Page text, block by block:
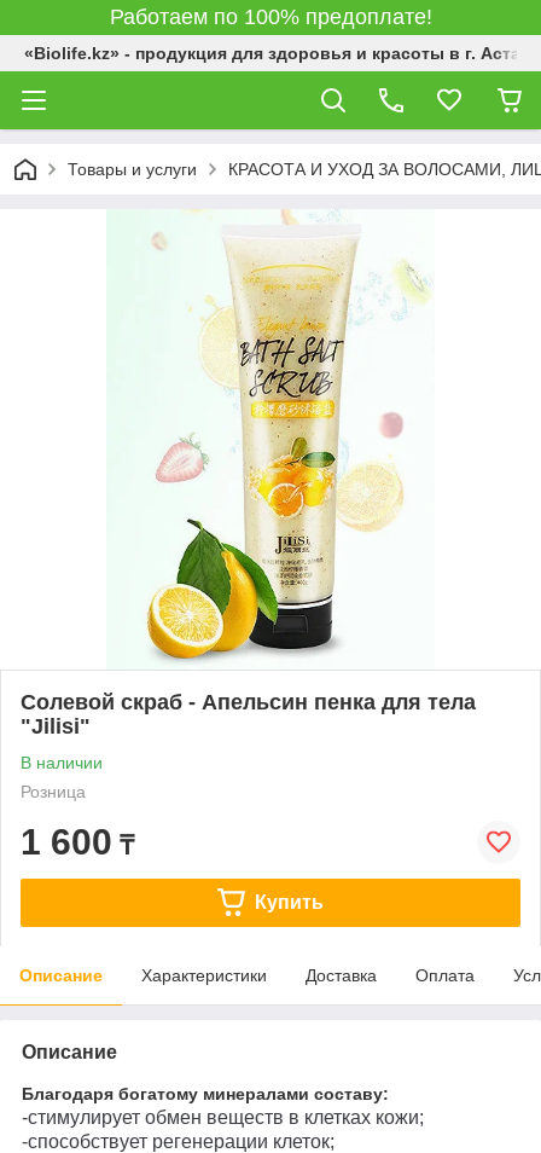
Работаем по 100% предоплате!
«Biolife.kz» - продукция для здоровья и красоты в г. Астана
Товары и услуги КРАСОТА И УХОД ЗА ВОЛОСАМИ,
Солевой скраб - Апельсин пенка для тела
"Jilisi"
В наличии
Розница
1 600 ₸
Купить
Описание Характеристики Доставка Оплата
Описание
Благодаря богатому минералами составу:
-стимулирует обмен веществ в клетках кожи;
-способствует регенерации клеток;